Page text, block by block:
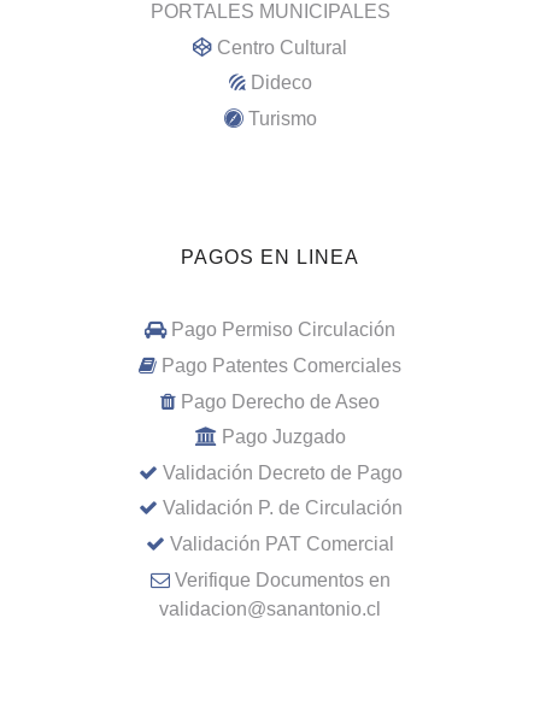
PORTALES MUNICIPALES
Centro Cultural
Dideco
Turismo
PAGOS EN LINEA
Pago Permiso Circulación
Pago Patentes Comerciales
Pago Derecho de Aseo
Pago Juzgado
Validación Decreto de Pago
Validación P. de Circulación
Validación PAT Comercial
Verifique Documentos en
validacion@sanantonio.cl